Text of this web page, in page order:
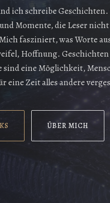
ich schreibe Geschichten.
Momente, die Leser
fasziniert, was Worte
Hoffnung.
sind eine Möglichkeit,
Zeit alles andere
ÜBER MICH